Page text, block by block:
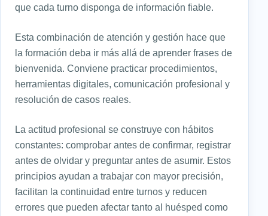
que cada turno disponga de información fiable.
Esta combinación de atención y gestión hace que
la formación deba ir más allá de aprender frases de
bienvenida. Conviene practicar procedimientos,
herramientas digitales, comunicación profesional y
resolución de casos reales.
La actitud profesional se construye con hábitos
constantes: comprobar antes de confirmar, registrar
antes de olvidar y preguntar antes de asumir. Estos
principios ayudan a trabajar con mayor precisión,
facilitan la continuidad entre turnos y reducen
errores que pueden afectar tanto al huésped como